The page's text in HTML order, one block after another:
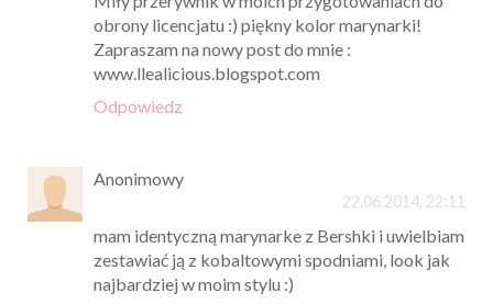
obrony licencjatu :) piękny kolor marynarki!
Zapraszam na nowy post do mnie :
www.llealicious.blogspot.com
Odpowiedz
Anonimowy
22.06.2014, 22:11
mam identyczną marynarke z Bershki i uwielbiam
zestawiać ją z kobaltowymi spodniami, look jak
najbardziej w moim stylu :)